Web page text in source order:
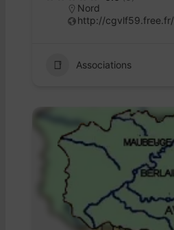
Nord
http://cgvlf59.free.fr/
Associations